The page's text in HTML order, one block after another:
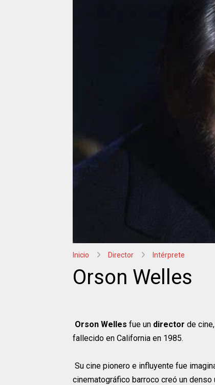
Inicio Director Intérprete
Orson Welles
Orson Welles fue un director de
fallecido en California en 1985.
Su cine pionero e influyente fue
cinematográfico barroco creó un